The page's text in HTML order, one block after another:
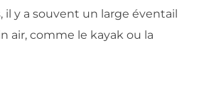
il y a souvent un large éventail
air, comme le kayak ou la